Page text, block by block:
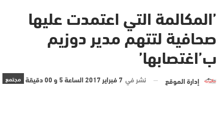
’المكالمة التي اعتمدت عليها
صحافية لتتهم مدير دوزيم
ب’اغتصابها’
مجتمع إدارة الموقع نشر في 7 فبراير 2017 الساعة 5 و 00 دقيقة